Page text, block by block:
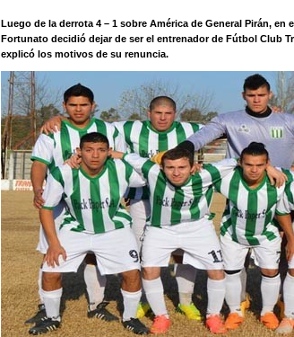
Luego de la derrota 4 – 1 sobre América de General Pirán, en
Fortunato decidió dejar de ser el entrenador de Fútbol Club
explicó los motivos de su renuncia.